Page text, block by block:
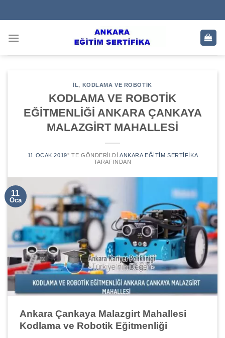
to
IL, KODLAMA VE ROBOTIK
KODLAMA VE ROBOTİK
EĞİTMENLİĞİ ANKARA ÇANKAYA
MALAZGİRT MAHALLESİ
11 OCAK 2019’' TE GÖNDERILDI ANKARA EĞITIM SERTIFIKA
TARAFINDAN
11
Oca
Ankara Çankaya Malazgirt Mahallesi
Kodlama ve Robotik Eğitmenliği